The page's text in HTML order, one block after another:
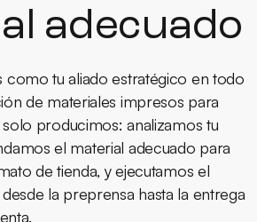
adecuado
como tu aliado estratégico en todo
de materiales impresos para
producimos: analizamos tu
el material adecuado para
de tienda, y ejecutamos el
la preprensa hasta la entrega